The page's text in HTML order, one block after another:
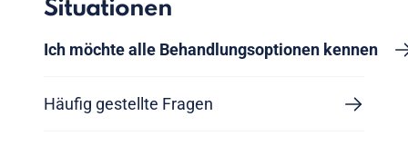
Situationen
Ich möchte alle Behandlungsoptionen kennen
Häufig gestellte Fragen